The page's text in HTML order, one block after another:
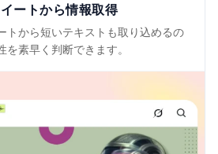
ートから情報取得
トから短いテキストも取り込めるの
素早く判断できます。